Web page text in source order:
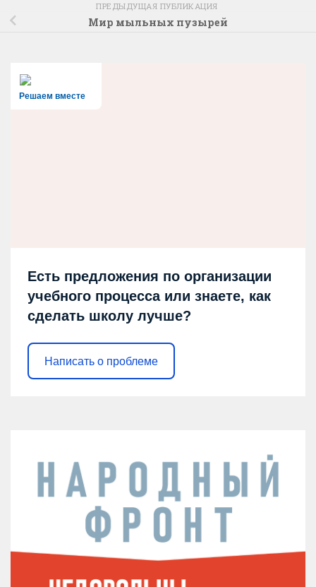
ПРЕДЫДУЩАЯ ПУБЛИКАЦИЯ
Мир мыльных пузырей
Решаем вместе
Есть предложения по организации
учебного процесса или знаете, как
сделать школу лучше?
Написать о проблеме